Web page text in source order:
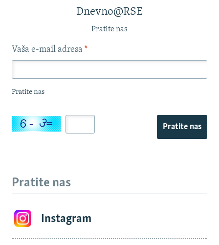
Dnevno@RSE
Pratite nas
Vaša e-mail adresa *
Pratite nas
Pratite nas
Pratite nas
Instagram